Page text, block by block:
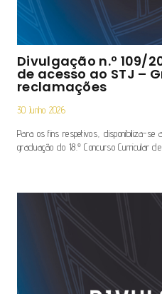
Divulgação n.º 109/
de acesso ao STJ –
reclamações
30 Junho 2026
Para os fins respetivos, disponibiliza-se
graduação do 18.º Concurso Curricular